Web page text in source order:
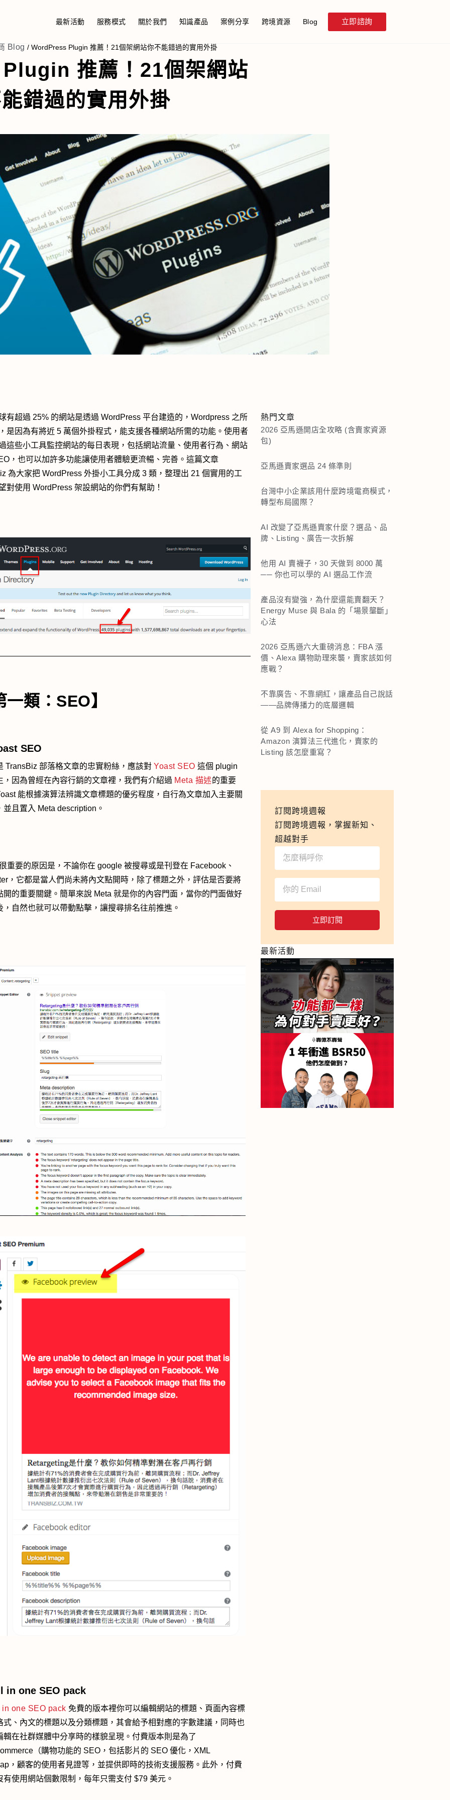
最新活動 服務模式 關於我們 知識產品 案例分享 跨境資源 Blog 立即諮詢
Blog / WordPress Plugin 推薦！21個架網站你不能錯過的實用外掛
推薦！21個架網站
錯過的實用外掛
有超過 25% 的網站是透過 WordPress 平台建造的，Wordpress 之所
是因為有將近 5 萬個外掛程式，能支援各種網站所需的功能。使用者
這些小工具監控網站的每日表現，包括網站流量、使用者行為、網站
，也可以加許多功能讓使用者體驗更流暢、完善。這篇文章
為大家把 WordPress 外掛小工具分成 3 類，整理出 21 個實用的工
對使用 WordPress 架設網站的你們有幫助！
一類：SEO】
SEO
TransBiz 部落格文章的忠實粉絲，應該對 Yoast SEO 這個 plugin
，因為曾經在內容行銷的文章裡，我們有介紹過 Meta 描述的重要
能根據演算法辨識文章標題的優劣程度，自行為文章加入主要關
並且置入 Meta description。
重要的原因是，不論你在 google 被搜尋或是刊登在 Facebook、
，它都是當人們尚未將內文點開時，除了標題之外，評估是否要將
開的重要關鍵。簡單來說 Meta 就是你的內容門面，當你的門面做好
，自然也就可以帶動點擊，讓搜尋排名往前推進。
in one SEO pack
one SEO pack 免費的版本裡你可以編輯網站的標題、頁面內容標
式、內文的標題以及分類標題，其會給予相對應的字數建議，同時也
輯在社群媒體中分享時的樣貌呈現。付費版本則是為了
（購物功能的 SEO，包括影片的 SEO 優化，XML
，顧客的使用者見證等，並提供即時的技術支援服務。此外，付費
有使用網站個數限制，每年只需支付 $79 美元。
熱門文章
2026 亞馬遜開店全攻略 (含賣家資源
包)
亞馬遜賣家選品 24 條準則
台灣中小企業該用什麼跨境電商模式，
轉型布局國際？
AI 改變了亞馬遜賣家什麼？選品、品
牌、Listing、廣告一次拆解
他用 AI 賣襪子，30 天做到 8000 萬
── 你也可以學的 AI 選品工作流
產品沒有變強，為什麼還能賣翻天？
Energy Muse 與 Bala 的「場景壟斷」
心法
2026 亞馬遜六大重磅消息：FBA 漲
價、Alexa 購物助理來襲，賣家該如何
應戰？
不靠廣告、不靠網紅，讓產品自己說話
——品牌傳播力的底層邏輯
從 A9 到 Alexa for Shopping：
Amazon 演算法三代進化，賣家的
Listing 該怎麼重寫？
訂閱跨境週報
訂閱跨境週報，掌握新知、
超越對手
立即訂閱
最新活動